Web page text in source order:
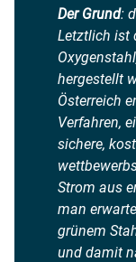
Der Grund:
Letztlich ist
hergestellt
Österreich
Verfahren,
sichere,
Strom aus
man
grünem
und damit